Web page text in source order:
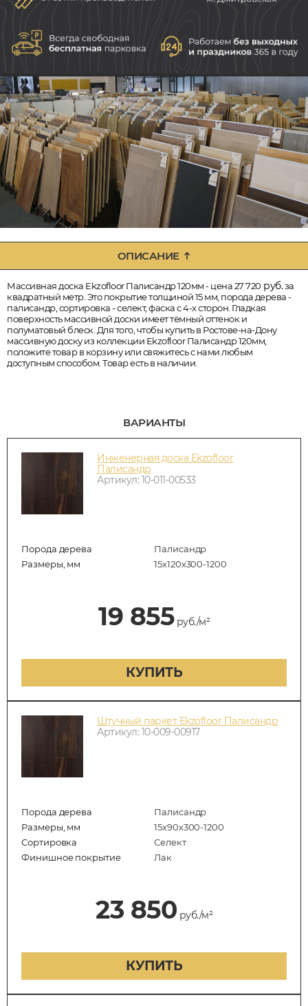
ОПИСАНИЕ
Массивная доска Ekzofloor Палисандр 120мм - цена 27 720 руб.за
квадратный метр. Это покрытие толщиной 15 мм, порода дерева -
палисандр, сортировка - селект, фаска с 4-х сторон. Гладкая
поверхность массивной доски имеет тёмный оттенок и
полуматовый блеск. Для того, чтобы купить в Ростове-на-Дону
массивную доску из коллекции Ekzofloor Палисандр 120мм,
положите товар в корзину или свяжитесь с нами любым
доступным способом. Товар есть в наличии.
ВАРИАНТЫ
Инженерная доска Ekzofloor
Палисандр
Артикул: 10-011-00533
Порода дерева
Палисандр
Размеры, мм
15х120х300-1200
19 855руб./м²
КУПИТЬ
Штучный паркет Ekzofloor Палисандр
Артикул: 10-009-00917
Порода дерева
Палисандр
Размеры, мм
15х90х300-1200
Сортировка
Селект
Финишное покрытие
Лак
23 850 руб./м²
КУПИТЬ